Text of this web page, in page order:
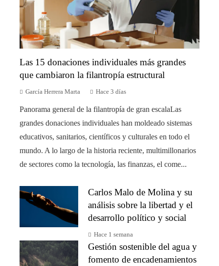
Las 15 donaciones individuales más grandes
que cambiaron la filantropía estructural
García Herrera Marta Hace 3 días
Panorama general de la filantropía de gran escalaLas
grandes donaciones individuales han moldeado sistemas
educativos, sanitarios, científicos y culturales en todo el
mundo. A lo largo de la historia reciente, multimillonarios
de sectores como la tecnología, las finanzas, el come...
Carlos Malo de Molina y su
análisis sobre la libertad y el
desarrollo político y social
Hace 1 semana
Gestión sostenible del agua y
fomento de encadenamientos